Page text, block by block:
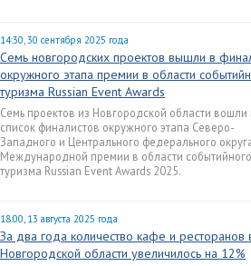
14:30, 30 сентября 2025 года
Семь новгородских проектов вышли в
окружного этапа премии в области
туризма Russian Event Awards
Семь проектов из Новгородской области вошли
список финалистов окружного этапа Cеверо-
Западного и Центрального федерального
Международной премии в области событийного
туризма Russian Event Awards 2025.
18:00, 13 августа 2025 года
За два года количество кафе и ресторанов
Новгородской области увеличилось на 12%